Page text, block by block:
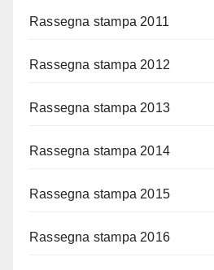
Rassegna stampa 2011
Rassegna stampa 2012
Rassegna stampa 2013
Rassegna stampa 2014
Rassegna stampa 2015
Rassegna stampa 2016